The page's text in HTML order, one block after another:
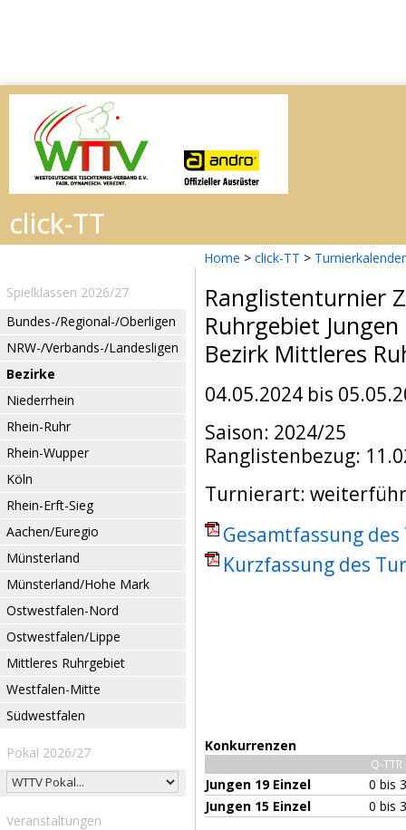
Home > click-TT > Turnierkalender
Spielklassen 2026/27
Bundes-/Regional-/Oberligen
NRW-/Verbands-/Landesligen
Bezirke
Niederrhein
Rhein-Ruhr
Rhein-Wupper
Köln
Rhein-Erft-Sieg
Aachen/Euregio
Münsterland
Münsterland/Hohe Mark
Ostwestfalen-Nord
Ostwestfalen/Lippe
Mittleres Ruhrgebiet
Westfalen-Mitte
Südwestfalen
Pokal 2026/27
Veranstaltungen
Ranglistenturnier
Ruhrgebiet
Bezirk Mittleres
04.05.2024 bis
Saison: 2024/25
Ranglistenbezug:
Turnierart:
Gesamtfassung
Kurzfassung des
Konkurrenzen
Q-TTR
Jungen 19 Einzel
0 bis
Jungen 15 Einzel
0 bis